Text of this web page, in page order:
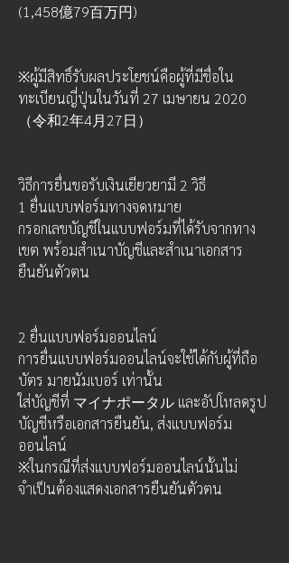
(1,458億79百万円)
※ผู้มีสิทธิ์รับผลประโยชน์คือผู้ที่มีชื่อใน
ทะเบียนญี่ปุ่นในวันที่ 27 เมษายน 2020
（令和2年4月27日）
วิธีการยื่นขอรับเงินเยียวยามี 2 วิธี
1 ยื่นแบบฟอร์มทางจดหมาย
กรอกเลขบัญชีในแบบฟอร์มที่ได้รับจากทาง
เขต พร้อมสำเนาบัญชีและสำเนาเอกสาร
ยืนยันตัวตน
2 ยื่นแบบฟอร์มออนไลน์
การยื่นแบบฟอร์มออนไลน์จะใช้ได้กับผู้ที่ถือ
บัตร มายนัมเบอร์ เท่านั้น
ใส่บัญชีที่ マイナポータル และอัปโหลดรูป
บัญชีหรือเอกสารยืนยัน, ส่งแบบฟอร์ม
ออนไลน์
※ในกรณีที่ส่งแบบฟอร์มออนไลน์นั้นไม่
จำเป็นต้องแสดงเอกสารยืนยันตัวตน